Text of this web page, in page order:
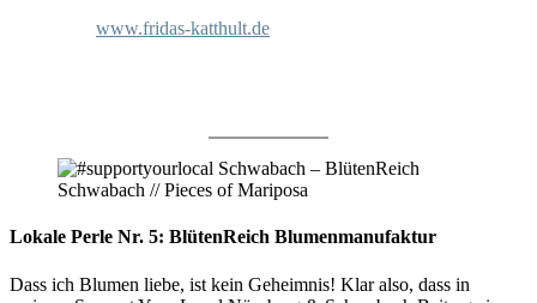
www.fridas-katthult.de
Lokale Perle Nr. 5: BlütenReich Blumenmanufaktur
Dass ich Blumen liebe, ist kein Geheimnis! Klar also, dass in